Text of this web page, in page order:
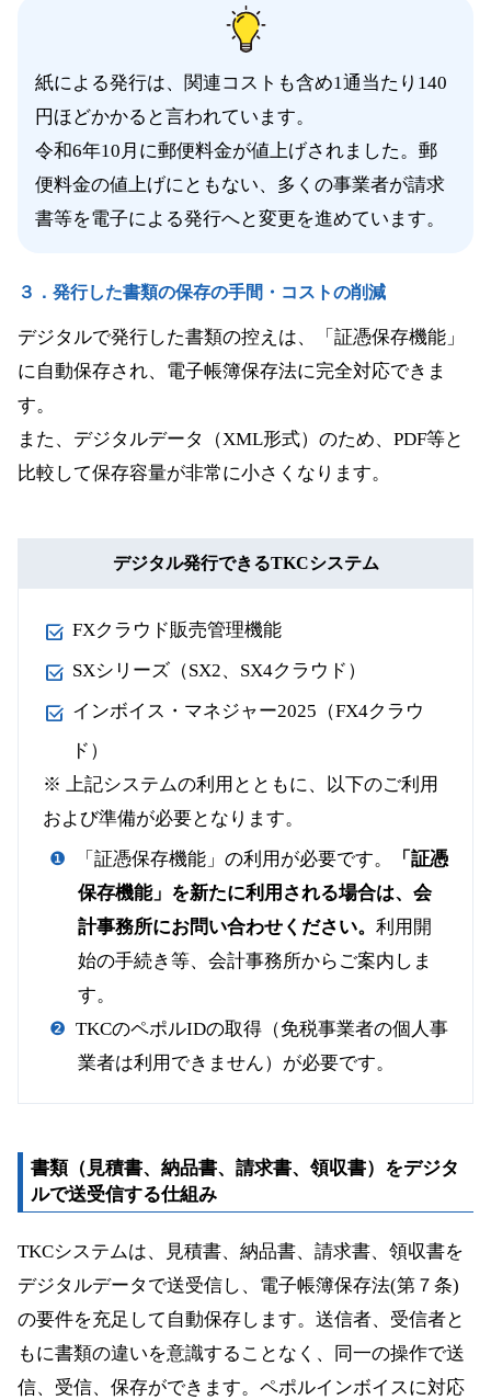
紙による発行は、関連コストも含め1通当たり140
円ほどかかると言われています。
令和6年10月に郵便料金が値上げされました。郵
便料金の値上げにともない、多くの事業者が請求
書等を電子による発行へと変更を進めています。
３．発行した書類の保存の手間・コストの削減
デジタルで発行した書類の控えは、「証憑保存機能」
に自動保存され、電子帳簿保存法に完全対応できま
す。
また、デジタルデータ（XML形式）のため、PDF等と
比較して保存容量が非常に小さくなります。
デジタル発行できるTKCシステム
FXクラウド販売管理機能
SXシリーズ（SX2、SX4クラウド）
インボイス・マネジャー2025（FX4クラウ
ド）
※ 上記システムの利用とともに、以下のご利用
および準備が必要となります。
「証憑保存機能」の利用が必要です。
「証憑
保存機能」を新たに利用される場合は、会
計事務所にお問い合わせください。利用開
始の手続き等、会計事務所からご案内しま
す。
TKCのペポルIDの取得（免税事業者の個人事
業者は利用できません）が必要です。
書類（見積書、納品書、請求書、領収書）をデジタ
ルで送受信する仕組み
TKCシステムは、見積書、納品書、請求書、領収書を
デジタルデータで送受信し、電子帳簿保存法(第７条)
の要件を充足して自動保存します。送信者、受信者と
もに書類の違いを意識することなく、同一の操作で送
信、受信、保存ができます。ペポルインボイスに対応